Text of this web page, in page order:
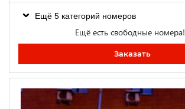
Ещё 5 категорий номеров
Ещё есть свободные номера!
Заказать